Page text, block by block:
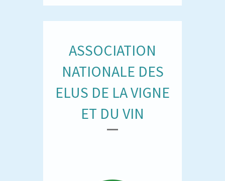
ASSOCIATION
NATIONALE DES
ELUS DE LA VIGNE
ET DU VIN